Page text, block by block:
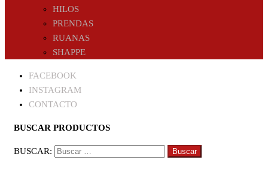
HILOS
PRENDAS
RUANAS
SHAPPE
FACEBOOK
INSTAGRAM
CONTACTO
BUSCAR PRODUCTOS
BUSCAR: